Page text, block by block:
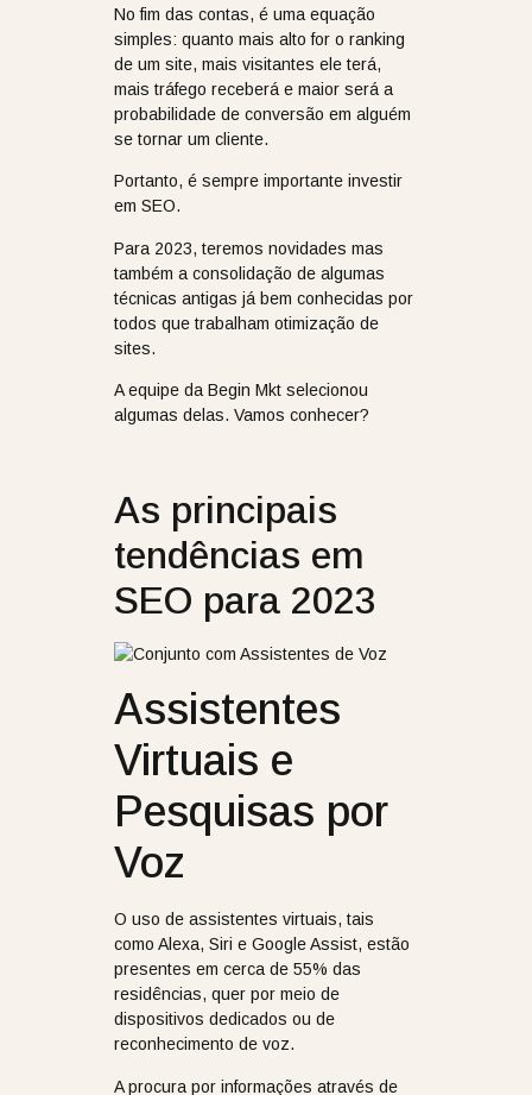
No fim das contas, é uma equação
simples: quanto mais alto for o ranking
de um site, mais visitantes ele terá,
mais tráfego receberá e maior será a
probabilidade de conversão em alguém
se tornar um cliente.
Portanto, é sempre importante investir
em SEO.
Para 2023, teremos novidades mas
também a consolidação de algumas
técnicas antigas já bem conhecidas por
todos que trabalham otimização de
sites.
A equipe da Begin Mkt selecionou
algumas delas. Vamos conhecer?
As principais
tendências em
SEO para 2023
Assistentes
Virtuais e
Pesquisas por
Voz
O uso de assistentes virtuais, tais
como Alexa, Siri e Google Assist, estão
presentes em cerca de 55% das
residências, quer por meio de
dispositivos dedicados ou de
reconhecimento de voz.
A procura por informações através de